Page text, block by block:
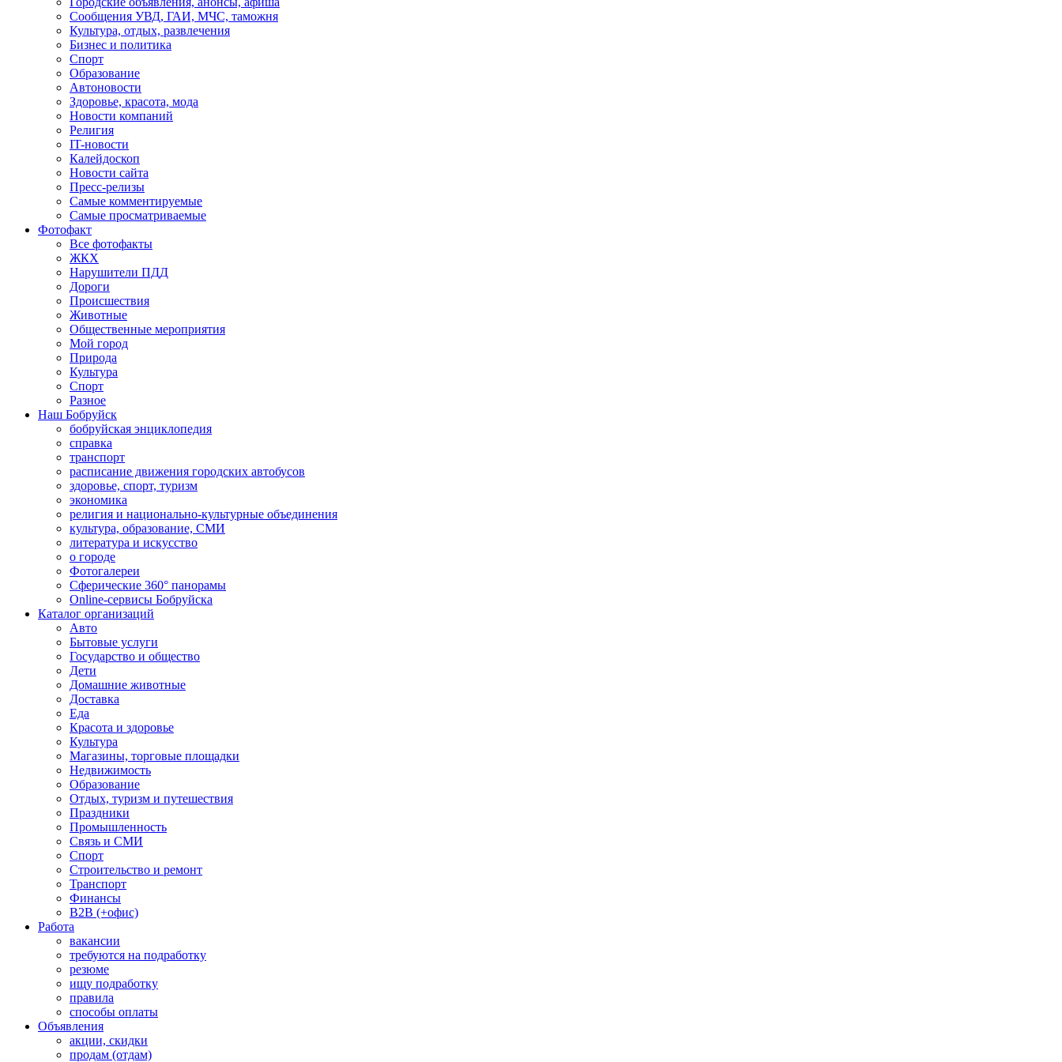
Сообщения УВД, ГАИ, МЧС, таможня
Культура, отдых, развлечения
Бизнес и политика
Спорт
Образование
Автоновости
Здоровье, красота, мода
Новости компаний
Религия
IT-новости
Калейдоскоп
Новости сайта
Пресс-релизы
Самые комментируемые
Самые просматриваемые
Фотофакт
Все фотофакты
ЖКХ
Нарушители ПДД
Дороги
Происшествия
Животные
Общественные мероприятия
Мой город
Природа
Культура
Спорт
Разное
Наш Бобруйск
бобруйская энциклопедия
справка
транспорт
расписание движения городских автобусов
здоровье, спорт, туризм
экономика
религия и национально-культурные объединения
культура, образование, СМИ
литература и искусство
о городе
Фотогалереи
Сферические 360° панорамы
Online-сервисы Бобруйска
Каталог организаций
Авто
Бытовые услуги
Государство и общество
Дети
Домашние животные
Доставка
Еда
Красота и здоровье
Культура
Магазины, торговые площадки
Недвижимость
Образование
Отдых, туризм и путешествия
Праздники
Промышленность
Связь и СМИ
Спорт
Строительство и ремонт
Транспорт
Финансы
B2B (+офис)
Работа
вакансии
требуются на подработку
резюме
ищу подработку
правила
способы оплаты
Объявления
акции, скидки
продам (отдам)